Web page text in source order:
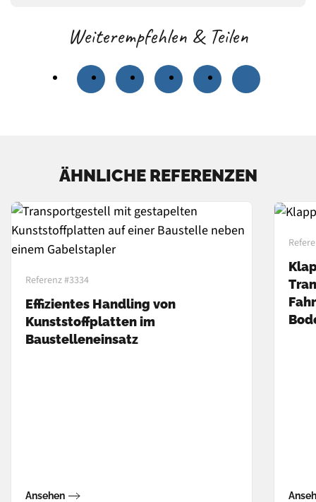
Weiterempfehlen & Teilen
ÄHNLICHE REFERENZEN
Referenz #3334
Effizientes Handling von
Kunststoffplatten im
Baustelleneinsatz
Ansehen